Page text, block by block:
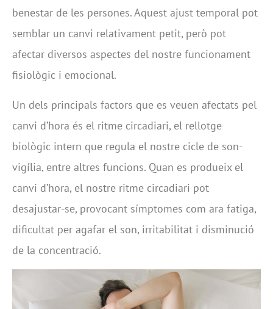
benestar de les persones. Aquest ajust temporal pot
semblar un canvi relativament petit, però pot
afectar diversos aspectes del nostre funcionament
fisiològic i emocional.
Un dels principals factors que es veuen afectats pel
canvi d’hora és el ritme circadiari, el rellotge
biològic intern que regula el nostre cicle de son-
vigília, entre altres funcions. Quan es produeix el
canvi d’hora, el nostre ritme circadiari pot
desajustar-se, provocant símptomes com ara fatiga,
dificultat per agafar el son, irritabilitat i disminució
de la concentració.